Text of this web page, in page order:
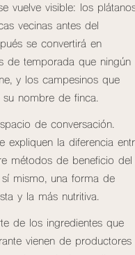
vuelve visible: los
vecinas antes del
se convertirá en
de temporada que ningún
y los campesinos que
nombre de finca.
de conversación.
expliquen la diferencia
métodos de beneficio del
mismo, una forma de
y la más nutritiva.
de los ingredientes que
vienen de productores